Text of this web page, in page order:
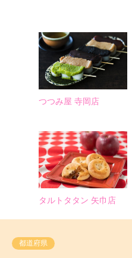
つつみ屋 寺岡店
タルトタタン 矢巾店
都道府県